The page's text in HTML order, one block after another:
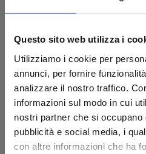
Questo sito web utilizza i
Utilizziamo i cookie per
annunci, per fornire
analizzare il nostro traffico.
informazioni sul modo in cui
nostri partner che si occupano
pubblicità e social media, i
con altre informazioni che ha